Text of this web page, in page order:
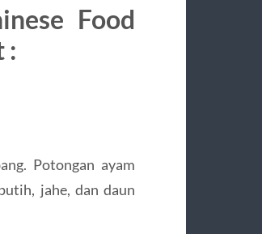
Food
:
Potongan ayam
jahe, dan daun